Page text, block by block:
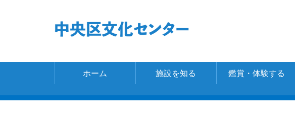
ホーム 施設を知る 鑑賞・体験する